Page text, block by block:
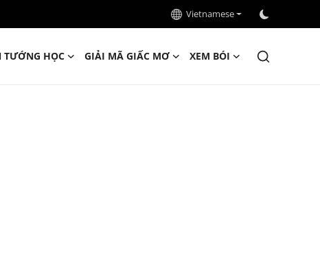
Vietnamese
TƯỚNG HỌC GIẢI MÃ GIẤC MƠ XEM BÓI